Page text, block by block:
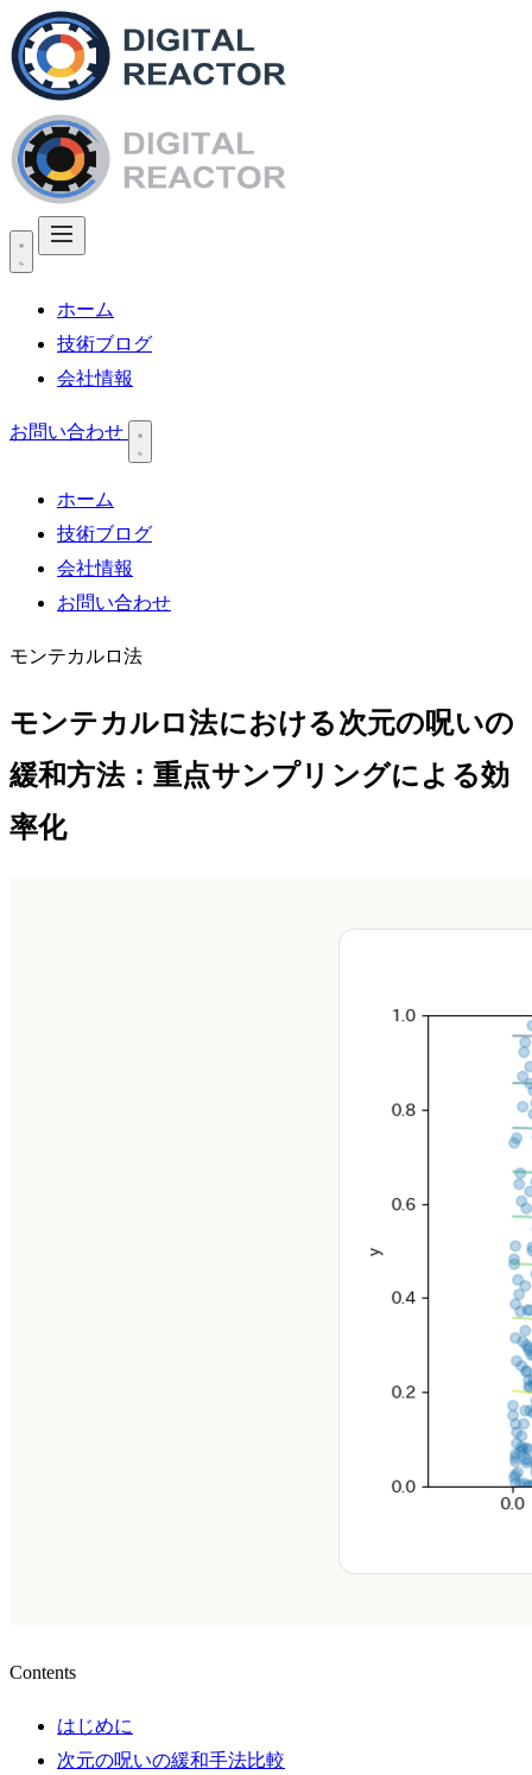
ホーム
技術ブログ
会社情報
お問い合わせ
ホーム
技術ブログ
会社情報
お問い合わせ
モンテカルロ法
モンテカルロ法における次元の呪いの
緩和方法：重点サンプリングによる効
率化
Contents
はじめに
次元の呪いの緩和手法比較